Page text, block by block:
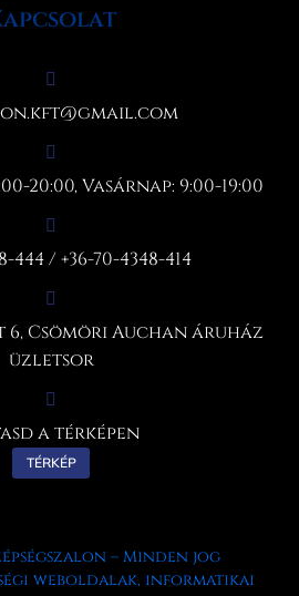
20:00, Vasárnap: 9:00-19:00
444 / +36-70-4348-414
6, Csömöri Auchan áruház
üzletsor
a térképen
TÉRKÉP
– Minden jog
weboldalak, informatikai